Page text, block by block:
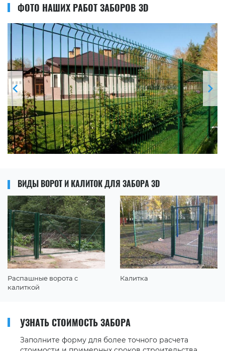
ФОТО НАШИХ РАБОТ ЗАБОРОВ 3D
ВИДЫ ВОРОТ И КАЛИТОК ДЛЯ ЗАБОРА 3D
Распашные ворота с
калиткой
Калитка
УЗНАТЬ СТОИМОСТЬ ЗАБОРА
Заполните форму для более точного расчета